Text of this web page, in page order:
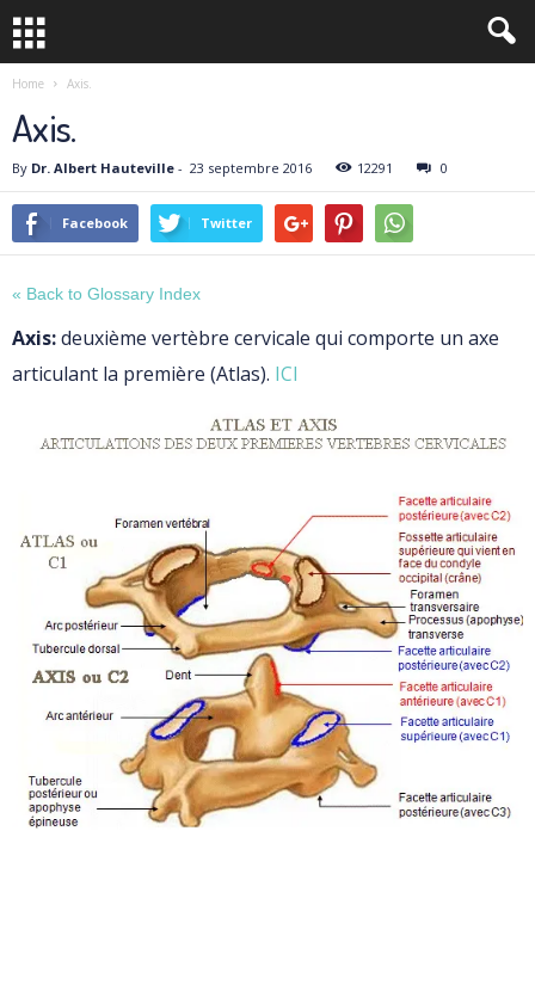
Home Axis.
Axis.
By Dr. Albert Hauteville - 23 septembre 2016 12291 0
Facebook Twitter
« Back to Glossary Index
Axis:deuxième vertèbre cervicale qui comporte un axe
articulant la première (Atlas). ICI